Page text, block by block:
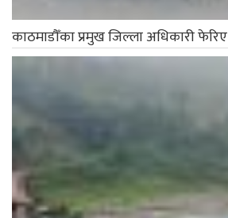
काठमाडौँका प्रमुख जिल्ला अधिकारी फेरिए